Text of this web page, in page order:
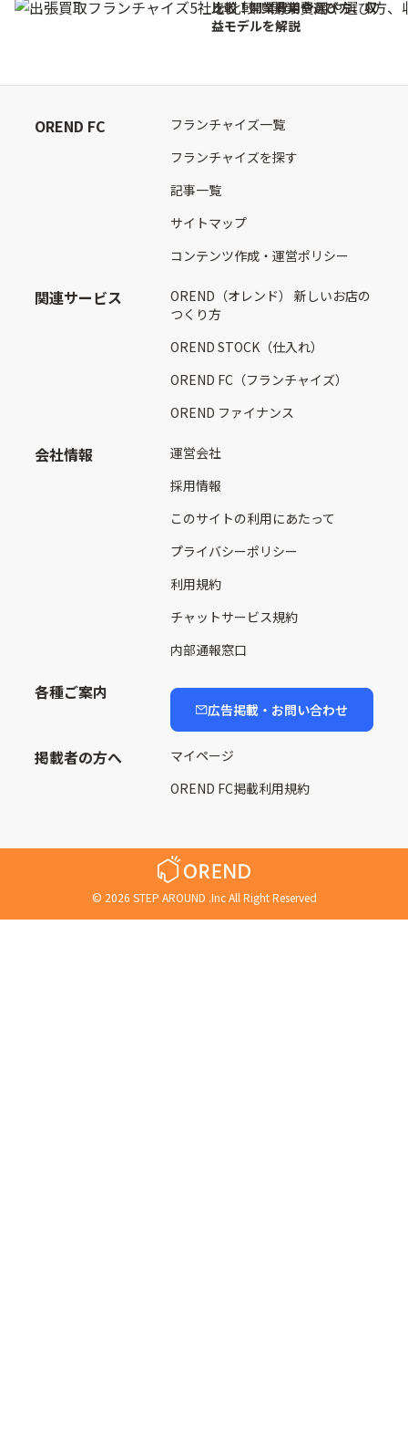
比較！開業費用や選び方、収
益モデルを解説
OREND FC
フランチャイズ一覧
フランチャイズを探す
記事一覧
サイトマップ
コンテンツ作成・運営ポリシー
関連サービス
OREND（オレンド） 新しいお店の
つくり方
OREND STOCK（仕入れ）
OREND FC（フランチャイズ）
OREND ファイナンス
会社情報
運営会社
採用情報
このサイトの利用にあたって
プライバシーポリシー
利用規約
チャットサービス規約
内部通報窓口
各種ご案内
広告掲載・お問い合わせ
掲載者の方へ
マイページ
OREND FC掲載利用規約
© 2026 STEP AROUND .Inc All Right Reserved